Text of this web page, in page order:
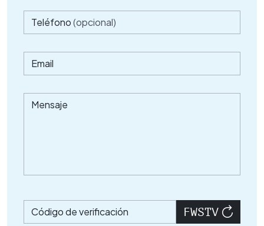
Teléfono(opcional)
Email
Mensaje
Código de verificación